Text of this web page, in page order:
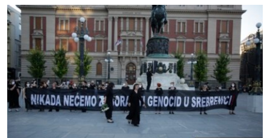
INFOGRAFIKE
KINA NA BALKANU
RSE PRIČE IZ SVIJETA
ISPRIČAJ MI
DNEVNO@RSE
SPECIJALI RSE